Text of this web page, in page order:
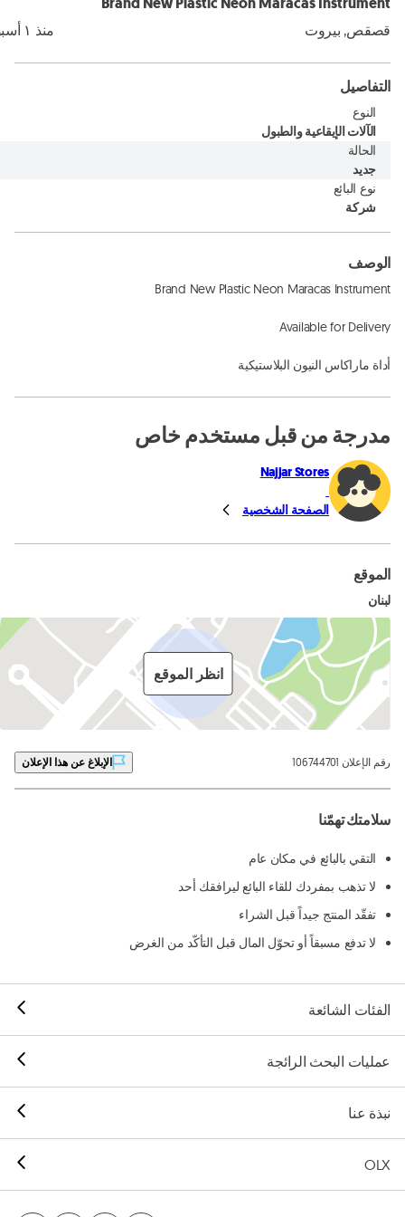
قصقص, بيروت منذ ١ أسبوع
التفاصيل
النوع
الآلات الإيقاعية والطبول
الحالة
جديد
نوع البائع
شركة
الوصف
Available for Delivery
أداة ماراكاس النيون البلاستيكية
مدرجة من قبل مستخدم خاص
Najjar Stores
الصفحة الشخصية
الموقع
لبنان
انظر الموقع
رقم الإعلان 106744701 الإبلاغ عن هذا الإعلان
سلامتك تهمّنا
التقي بالبائع في مكان عام
لا تذهب بمفردك للقاء البائع ليرافقك أحد
تفقّد المنتج جيداً قبل الشراء
لا تدفع مسبقاً أو تحوّل المال قبل التأكّد من الغرض
الفئات الشائعة
عمليات البحث الرائجة
نبذة عنا
OLX